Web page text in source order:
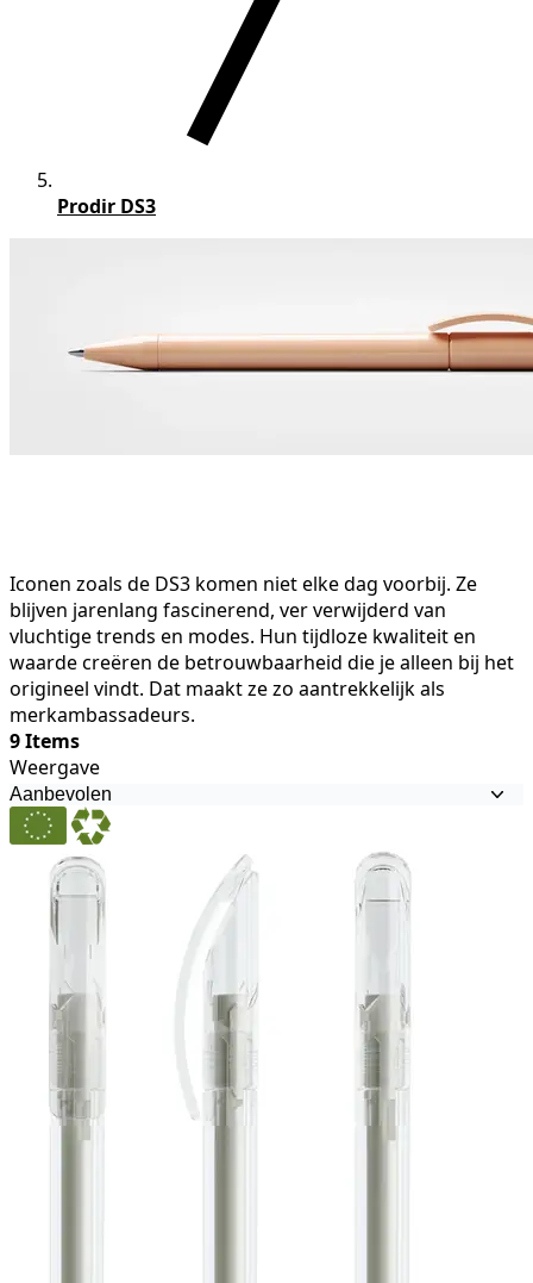
Prodir DS3
Iconen zoals de DS3 komen niet elke dag voorbij. Ze
blijven jarenlang fascinerend, ver verwijderd van
vluchtige trends en modes. Hun tijdloze kwaliteit en
waarde creëren de betrouwbaarheid die je alleen bij het
origineel vindt. Dat maakt ze zo aantrekkelijk als
merkambassadeurs.
9 Items
Weergave